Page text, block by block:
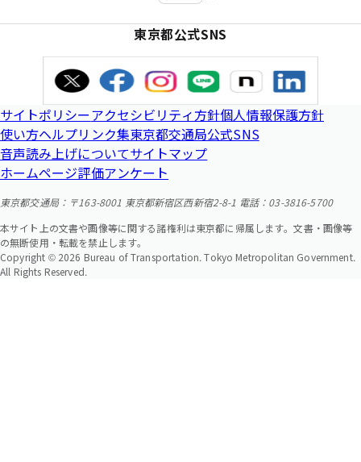
Pa
e
東京都公式SNS
サイトポリシーアクセシビリティ方針個人情報保護方針
使い方ヘルプリンク集東京都交通局公式SNS
音声読み上げについてサイトマップ
ホームページ評価アンケート
東京都交通局：〒163-8001 東京都新宿区西新宿2-8-1 電話：03-3816-5700
本サイト上の文書や画像等に関する諸権利は東京都に帰属します。文書・画像等
の無断使用・転載を禁止します。
Copyright © 2026 Bureau of Transportation. Tokyo Metropolitan Government.
All Rights Reserved.